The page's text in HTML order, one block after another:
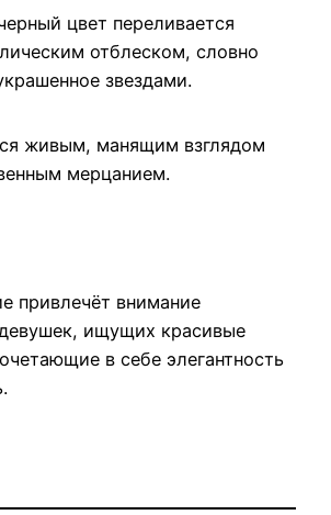
цвет переливается
отблеском, словно
звездами.
живым, манящим взглядом
мерцанием.
привлечёт внимание
ищущих красивые
в себе элегантность